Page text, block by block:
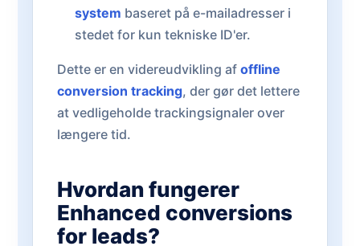
system baseret på e-mailadresser i
stedet for kun tekniske ID'er.
Dette er en videreudvikling af offline
conversion tracking, der gør det lettere
at vedligeholde trackingsignaler over
længere tid.
Hvordan fungerer
Enhanced conversions
for leads?